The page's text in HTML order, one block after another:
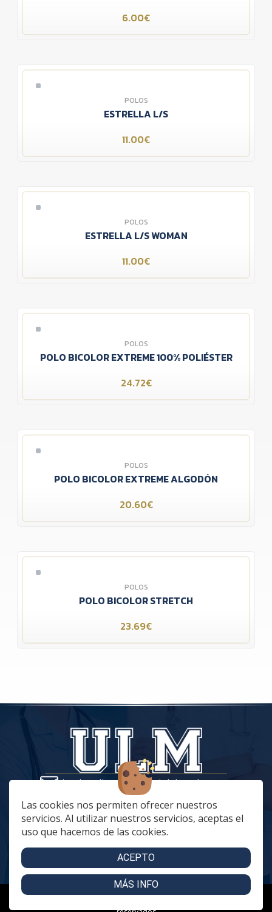
Las cookies nos permiten ofrecer nuestros
servicios. Al utilizar nuestros servicios, aceptas el
uso que hacemos de las cookies.
ACEPTO
MÁS INFO
6.00€
POLOS
ESTRELLA L/S
11.00€
POLOS
ESTRELLA L/S WOMAN
11.00€
POLOS
POLO BICOLOR EXTREME 100% POLIÉSTER
24.72€
POLOS
POLO BICOLOR EXTREME ALGODÓN
20.60€
POLOS
POLO BICOLOR STRETCH
23.69€
tiendaonline@vestuariolaboralmc.com
928 67 70 47
lunes a Jueves: 8:00 a 16:00 | viernes: 8:00 a 15:00
C. Betania, 57, 35018 Las Palmas de Gran Canaria
C. Archivero Joaquín Blanco Montesdeoca, 20